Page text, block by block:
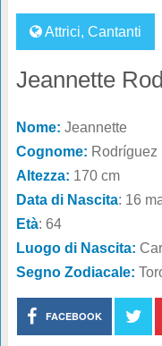
Attrici, Cantanti
Jeannette
Nome: Jeannette
Cognome: Rodríguez
Altezza: 170 cm
Data di Nascita: 16
Età: 64
Luogo di Nascita:
Segno Zodiacale:
FACEBOOK